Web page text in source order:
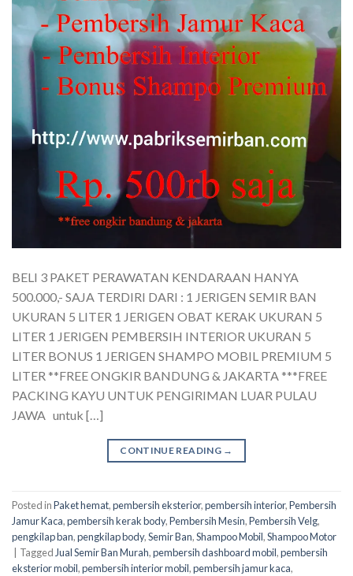
BELI 3 PAKET PERAWATAN KENDARAAN HANYA
500.000,- SAJA TERDIRI DARI : 1 JERIGEN SEMIR BAN
UKURAN 5 LITER 1 JERIGEN OBAT KERAK UKURAN 5
LITER 1 JERIGEN PEMBERSIH INTERIOR UKURAN 5
LITER BONUS 1 JERIGEN SHAMPO MOBIL PREMIUM 5
LITER **FREE ONGKIR BANDUNG & JAKARTA ***FREE
PACKING KAYU UNTUK PENGIRIMAN LUAR PULAU
JAWA untuk […]
CONTINUE READING →
Posted inPaket hemat,pembersih eksterior,pembersih interior,Pembersih
Jamur Kaca,pembersih kerak body,Pembersih Mesin,Pembersih Velg,
pengkilap ban,pengkilap body,Semir Ban,Shampoo Mobil,Shampoo Motor
Tagged Jual Semir Ban Murah,pembersih dashboard mobil,pembersih
eksterior mobil,pembersih interior mobil,pembersih jamur kaca,